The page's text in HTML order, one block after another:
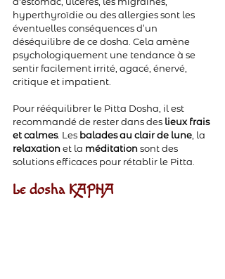
hyperthyroïdie ou des allergies sont les
éventuelles conséquences d’un
déséquilibre de ce dosha. Cela amène
psychologiquement une tendance à se
sentir facilement irrité, agacé, énervé,
critique et impatient.
Pour rééquilibrer le Pitta Dosha, il est
recommandé de rester dans des lieux frais
et calmes. Les balades au clair de lune , la
relaxation et la méditation sont des
solutions efficaces pour rétablir le Pitta.
Le dosha KAPHA